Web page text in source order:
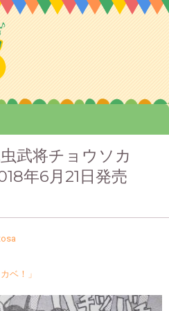
武将チョウソカ
年6月21日発売
ベ！」